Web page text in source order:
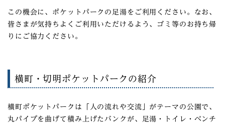
この機会に、ポケットパークの足湯をご利用ください。なお、
皆さまが気持ちよくご利用いただけるよう、ゴミ等のお持ち帰
りにご協力ください。
横町・切明ポケットパークの紹介
横町ポケットパークは「人の流れや交流」がテーマの公園で、
丸パイプを曲げて積み上げたバンクが、足湯・トイレ・ベンチ